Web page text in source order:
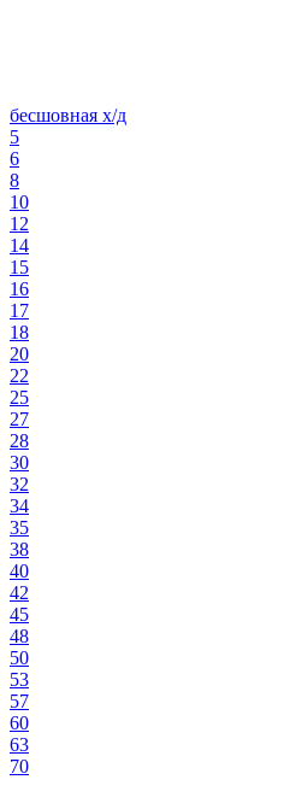
бесшовная х/д
5
6
8
10
12
14
15
16
17
18
20
22
25
27
28
30
32
34
35
38
40
42
45
48
50
53
57
60
63
70